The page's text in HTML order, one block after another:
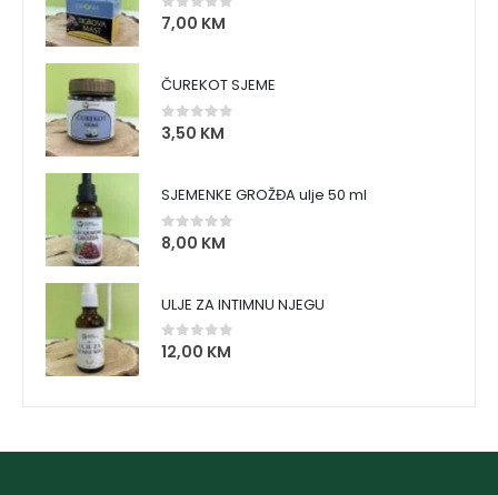
0 out of 5
7,00 KM
ČUREKOT SJEME
0 out of 5
3,50 KM
SJEMENKE GROŽĐA ulje 50 ml
0 out of 5
8,00 KM
ULJE ZA INTIMNU NJEGU
0out of 5
12,00 KM